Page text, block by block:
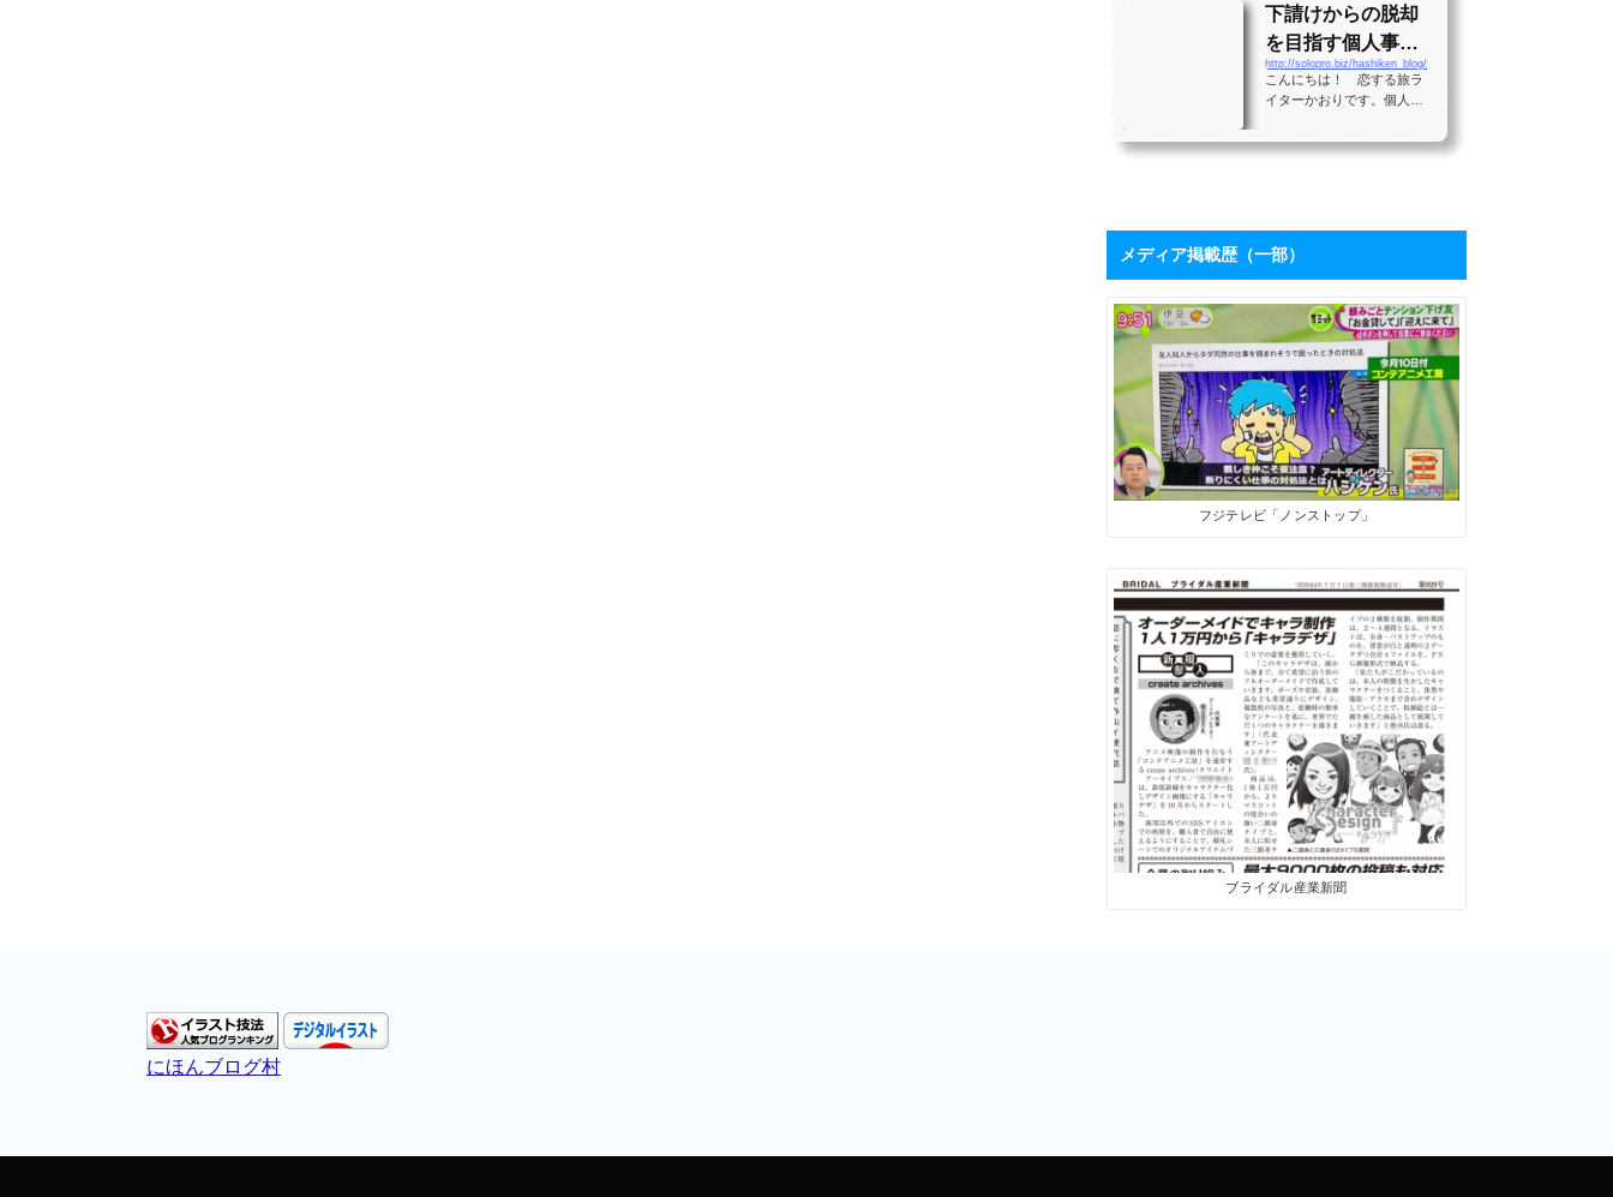
下請けからの脱却
を目指す個人事業
主のバイブル！？
月間28万PVの実績
んに学ぶ「ブログ
http://solopro.biz/hashiken_blog/
こんにちは！ 恋する旅ラ
イターかおりです。個人事
たちにとって、「下請け仕
るために2017年7月から「フ
リーライターの働き方」を
メインテーマにした個人ブ
ログを開設しました。ソロ
で生きる人たちにとって、
ブログは最高の武器になり
ます。数字が伸びてくれ
ば、商品やサービスを売る
ためのプロモーションツー
ルになるうえに、広告収入
やアフィリエイト報酬も見
込めます。 そこで、月間28
万PVを誇るブロ...
メディア掲載歴（一部）
フジテレビ「ノンストップ」
ブライダル産業新聞
にほんブログ村